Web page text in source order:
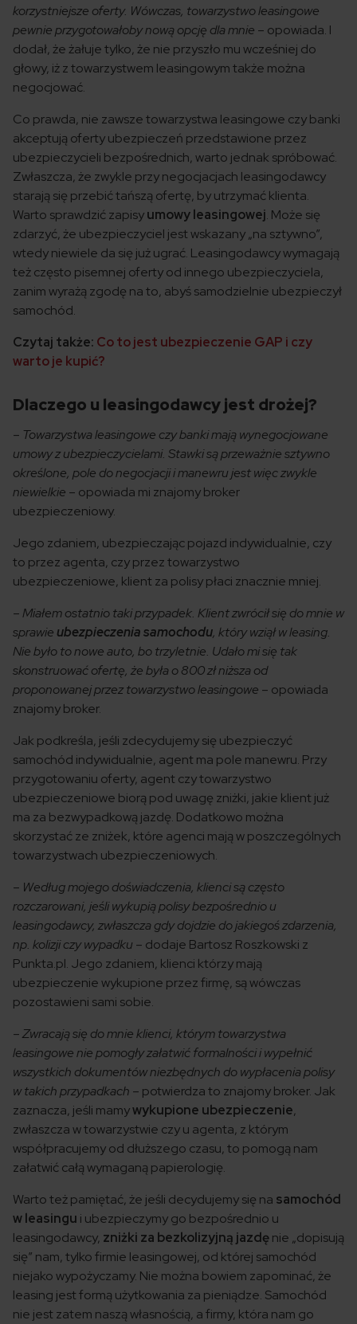
korzystniejsze oferty. Wówczas, towarzystwo leasingowe
pewnie przygotowałoby nową opcję dla mnie – opowiada. I
dodał, że żałuje tylko, że nie przyszło mu wcześniej do
głowy, iż z towarzystwem leasingowym także można
negocjować.
Co prawda, nie zawsze towarzystwa leasingowe czy banki
akceptują oferty ubezpieczeń przedstawione przez
ubezpieczycieli bezpośrednich, warto jednak spróbować.
Zwłaszcza, że zwykle przy negocjacjach leasingodawcy
starają się przebić tańszą ofertę, by utrzymać klienta.
Warto sprawdzić zapisyumowy leasingowej. Może się
zdarzyć, że ubezpieczyciel jest wskazany „na sztywno”,
wtedy niewiele da się już ugrać. Leasingodawcy wymagają
też często pisemnej oferty od innego ubezpieczyciela,
zanim wyrażą zgodę na to, abyś samodzielnie ubezpieczył
samochód.
Czytaj także: Co to jest ubezpieczenie GAP i czy
warto je kupić?
Dlaczego u leasingodawcy jest drożej?
– Towarzystwa leasingowe czy banki mają wynegocjowane
umowy z ubezpieczycielami. Stawki są przeważnie sztywno
określone, pole do negocjacji i manewru jest więc zwykle
niewielkie – opowiada mi znajomy broker
ubezpieczeniowy.
Jego zdaniem, ubezpieczając pojazd indywidualnie, czy
to przez agenta, czy przez towarzystwo
ubezpieczeniowe, klient za polisy płaci znacznie mniej.
–Miałem ostatnio taki przypadek. Klient zwrócił się do mnie w
sprawie ubezpieczenia samochodu, który wziął w leasing.
Nie było to nowe auto, bo trzyletnie. Udało mi się tak
skonstruować ofertę, że była o 800 zł niższa od
proponowanej przez towarzystwo leasingowe – opowiada
znajomy broker.
Jak podkreśla, jeśli zdecydujemy się ubezpieczyć
samochód indywidualnie, agent ma pole manewru. Przy
przygotowaniu oferty, agent czy towarzystwo
ubezpieczeniowe biorą pod uwagę zniżki, jakie klient już
ma za bezwypadkową jazdę. Dodatkowo można
skorzystać ze zniżek, które agenci mają w poszczególnych
towarzystwach ubezpieczeniowych.
– Według mojego doświadczenia, klienci są często
rozczarowani, jeśli wykupią polisy bezpośrednio u
leasingodawcy, zwłaszcza gdy dojdzie do jakiegoś zdarzenia,
np. kolizji czy wypadku – dodaje Bartosz Roszkowski z
Punkta.pl. Jego zdaniem, klienci którzy mają
ubezpieczenie wykupione przez firmę, są wówczas
pozostawieni sami sobie.
–Zwracają się do mnie klienci, którym towarzystwa
leasingowe nie pomogły załatwić formalności i wypełnić
wszystkich dokumentów niezbędnych do wypłacenia polisy
w takich przypadkach – potwierdza to znajomy broker. Jak
zaznacza, jeśli mamywykupione ubezpieczenie,
zwłaszcza w towarzystwie czy u agenta, z którym
współpracujemy od dłuższego czasu, to pomogą nam
załatwić całą wymaganą papierologię.
Warto też pamiętać, że jeśli decydujemy się na samochód
w leasingu i ubezpieczymy go bezpośrednio u
leasingodawcy, zniżki za bezkolizyjną jazdęnie „dopisują
się” nam, tylko firmie leasingowej, od której samochód
niejako wypożyczamy. Nie można bowiem zapominać, że
leasing jest formą użytkowania za pieniądze. Samochód
nie jest zatem naszą własnością, a firmy, która nam go